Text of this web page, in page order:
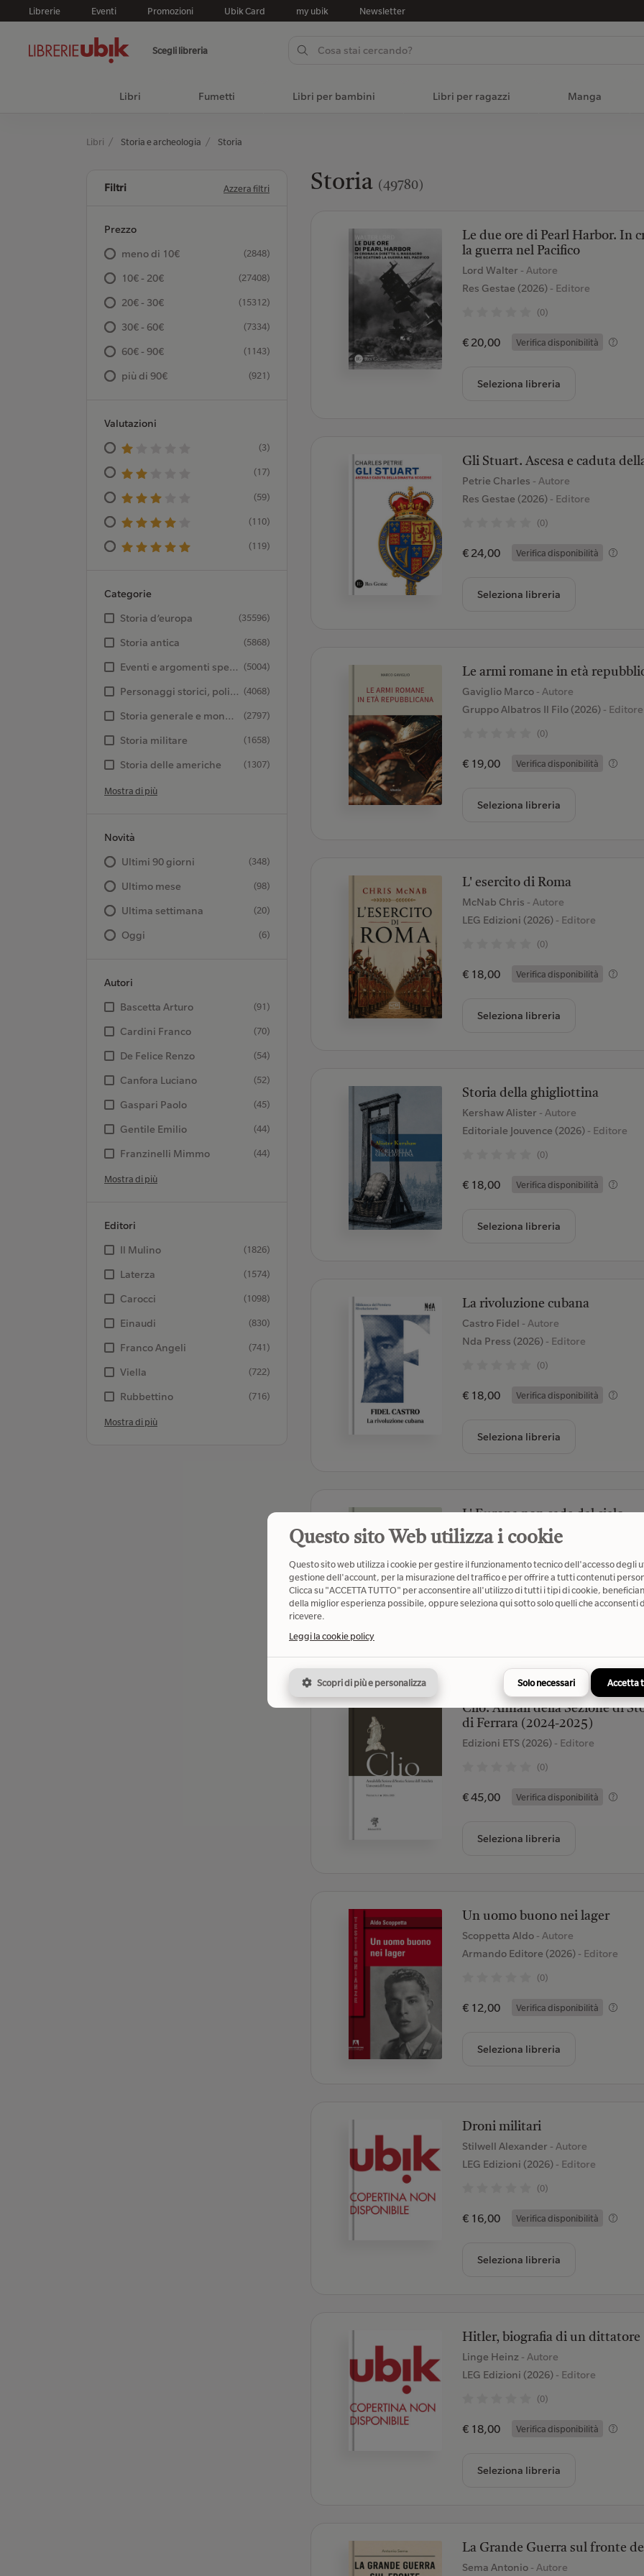
Librerie Eventi Promozioni Ubik Card my ubik Newsletter
Scegli libreria
Libri Fumetti Libri per bambini Libri per ragazzi Manga
Libri Storia e archeologia Storia
Filtri Azzera filtri
Prezzo
meno di 10€
(2848)
10€ - 20€ (27408)
20€ - 30€ (15312)
30€ - 60€ (7334)
60€ - 90€ (1143)
più di 90€ (921)
Valutazioni
(3)
(17)
(59)
(110)
(119)
Categorie
Storia d’europa
(35596)
Storia antica (5868)
Eventi e argomenti specifici storia (5004)
Personaggi storici, politici e militari (4068)
Storia generale e mondiale (2797)
Storia militare (1658)
Storia delle americhe (1307)
Mostra di più
Novità
Ultimi 90 giorni
(348)
Ultimo mese (98)
Ultima settimana (20)
Oggi (6)
Autori
Bascetta Arturo
(91)
Cardini Franco (70)
De Felice Renzo (54)
Canfora Luciano (52)
Gaspari Paolo (45)
Gentile Emilio (44)
Franzinelli Mimmo (44)
Mostra di più
Editori
Il Mulino
(1826)
Laterza (1574)
Carocci (1098)
Einaudi (830)
Franco Angeli (741)
Viella (722)
Rubbettino (716)
Mostra di più
Storia (49780)
Le due ore di Pearl Harbor. In
la guerra nel Pacifico
Lord Walter - Autore
Res Gestae (2026)- Editore
(0)
€ 20,00 Verifica disponibilità
Seleziona libreria
Gli Stuart. Ascesa e caduta
Petrie Charles - Autore
Res Gestae (2026)- Editore
(0)
€ 24,00 Verifica disponibilità
Seleziona libreria
Le armi romane in età
Gaviglio Marco - Autore
Gruppo Albatros Il Filo (2026)- Editore
(0)
€ 19,00 Verifica disponibilità
Seleziona libreria
L' esercito di Roma
McNab Chris - Autore
LEG Edizioni (2026)- Editore
(0)
€ 18,00 Verifica disponibilità
Seleziona libreria
Storia della ghigliottina
Kershaw Alister - Autore
Editoriale Jouvence (2026)- Editore
(0)
€ 18,00 Verifica disponibilità
Seleziona libreria
La rivoluzione cubana
Castro Fidel - Autore
Nda Press (2026)- Editore
(0)
€ 18,00 Verifica disponibilità
Seleziona libreria
L' Europa non cade dal cielo
Unicopli (2026)- Editore
€ 19,00 Verifica disponibilità
Clio. Annali della Sezione di
di Ferrara (2024-2025)
Edizioni ETS (2026)- Editore
(0)
€ 45,00 Verifica disponibilità
Seleziona libreria
Un uomo buono nei lager
Scoppetta Aldo - Autore
Armando Editore (2026)- Editore
(0)
€ 12,00 Verifica disponibilità
Seleziona libreria
Droni militari
Stilwell Alexander - Autore
LEG Edizioni (2026)- Editore
(0)
€ 16,00 Verifica disponibilità
Seleziona libreria
Hitler, biografia di un dittatore
Linge Heinz - Autore
LEG Edizioni (2026)- Editore
(0)
€ 18,00 Verifica disponibilità
Seleziona libreria
La Grande Guerra sul fronte
Sema Antonio - Autore
Questo sito Web utilizza i cookie
Questo sito web utilizza i cookie per gestire il funzionamento tecnico dell'accesso degli
gestione dell'account, per la misurazione del traffico e per offrire a tutti contenuti
Clicca su "ACCETTA TUTTO" per acconsentire all'utilizzo di tutti i tipi di cookie,
della miglior esperienza possibile, oppure seleziona qui sotto solo quelli che acconsenti
ricevere.
Leggi la cookie policy
Scopri di più e personalizza Solo necessari Accetta